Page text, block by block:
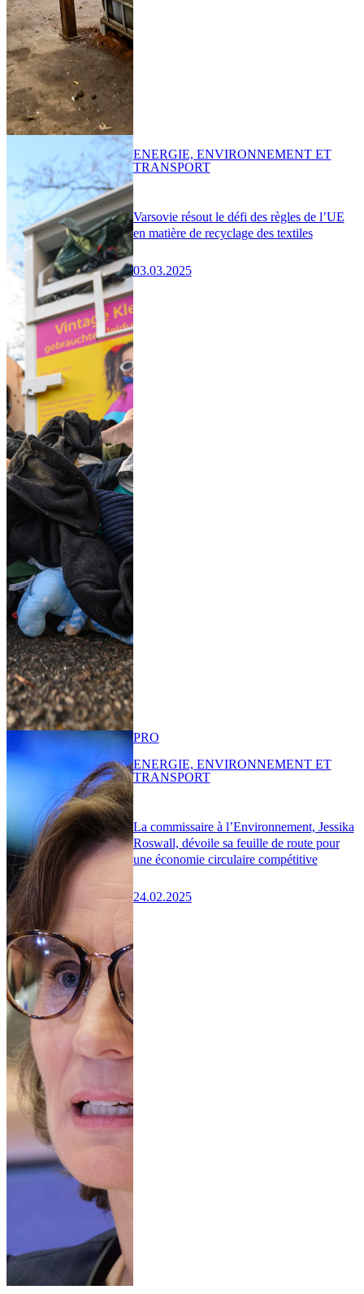
Varsovie résout le défi des règles de l’UE
en matière de recyclage des textiles
03.03.2025
ENERGIE, ENVIRONNEMENT ET
TRANSPORT
La commissaire à l’Environnement, Jessika
Roswall, dévoile sa feuille de route pour
une économie circulaire compétitive
24.02.2025
PRO
ENERGIE, ENVIRONNEMENT ET
TRANSPORT